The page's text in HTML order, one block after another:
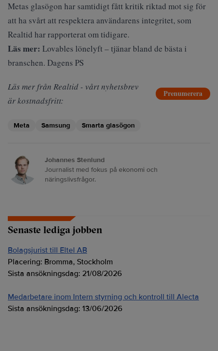
Metas glasögon har samtidigt fått kritik riktad mot sig för
att ha svårt att respektera användarens integritet, som
Realtid har rapporterat om tidigare.
Läs mer: Lovables lönelyft – tjänar bland de bästa i
branschen. Dagens PS
Läs mer från Realtid - vårt nyhetsbrev
är kostnadsfritt:
Prenumerera
Meta Samsung Smarta glasögon
Johannes Stenlund
Journalist med fokus på ekonomi och
näringslivsfrågor.
Senaste lediga jobben
Bolagsjurist till Eltel AB
Placering: Bromma, Stockholm
Sista ansökningsdag: 21/08/2026
Medarbetare inom Intern styrning och kontroll till Alecta
Sista ansökningsdag: 13/06/2026